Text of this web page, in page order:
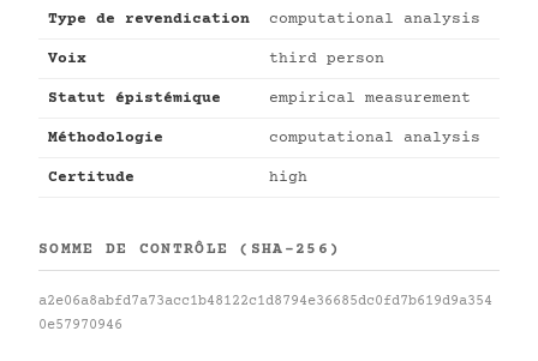
Type de revendication computational analysis
Voix third person
Statut épistémique empirical measurement
Méthodologie computational analysis
Certitude high
SOMME DE CONTRÔLE (SHA-256)
a2e06a8abfd7a73acc1b48122c1d8794e36685dc0fd7b619d9a354
0e57970946